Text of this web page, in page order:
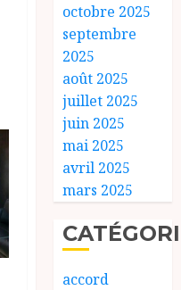
octobre 2025
septembre
2025
août 2025
juillet 2025
juin 2025
mai 2025
avril 2025
mars 2025
accord